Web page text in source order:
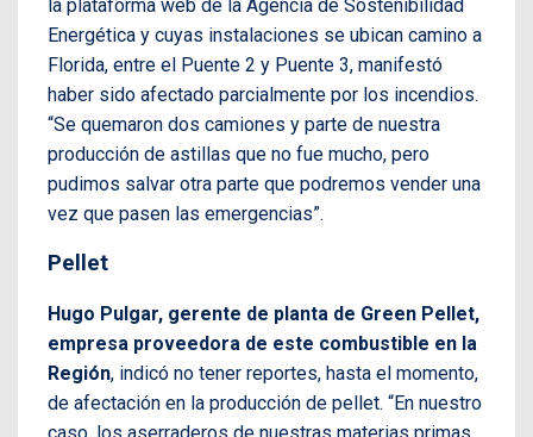
la plataforma web de la Agencia de Sostenibilidad
Energética y cuyas instalaciones se ubican camino a
Florida, entre el Puente 2 y Puente 3, manifestó
haber sido afectado parcialmente por los incendios.
“Se quemaron dos camiones y parte de nuestra
producción de astillas que no fue mucho, pero
pudimos salvar otra parte que podremos vender una
vez que pasen las emergencias”.
Pellet
Hugo Pulgar, gerente de planta de Green Pellet,
empresa proveedora de este combustible en la
Región, indicó no tener reportes, hasta el momento,
de afectación en la producción de pellet. “En nuestro